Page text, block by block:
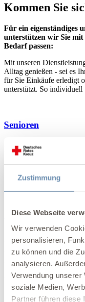
Zustimmung
Diese Webseite
Wir verwenden
personalisieren,
zu können und die
analysieren.
Verwendung
soziale Medien,
Partner führen diese
Kommen Sie
Für ein eigenständiges
unterstützen wir Sie
Bedarf passen:
Mit unseren
Alltag genießen - sei es
für Sie Einkäufe erledigt
unterstützt. So individuell
Senioren
Auch im Alter wollen wir
wissen. Wer ist da, wer
uns doch gemeinsam
Gesundheit und
Das Deutsche Rote
zur
Gesundheitsprogramme
Altersklasse an, und
Krankentransporten
Gesundheit.